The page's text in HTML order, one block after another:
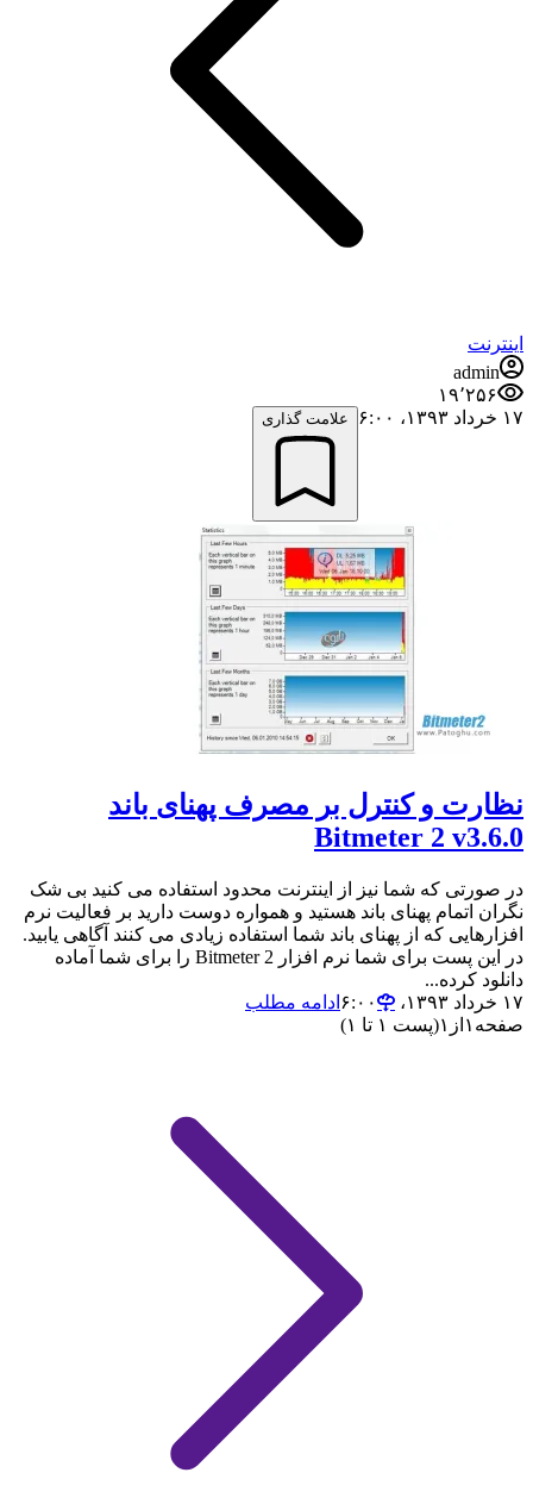
اینترنت
admin
۱۹٬۲۵۶
۱۷ خرداد ۱۳۹۳،‏ ۶:۰۰
علامت گذاری
نظارت و کنترل بر مصرف پهنای باند
Bitmeter 2 v3.6.0
در صورتی که شما نیز از اینترنت محدود استفاده می کنید بی شک
نگران اتمام پهنای باند هستید و همواره دوست دارید بر فعالیت نرم
افزارهایی که از پهنای باند شما استفاده زیادی می کنند آگاهی یابید.
در این پست برای شما نرم افزار Bitmeter 2 را برای شما آماده
دانلود کرده...
۱۷ خرداد ۱۳۹۳،‏ ۶:۰۰
ادامه مطلب
صفحه ۱ از ۱(پست ۱ تا ۱)